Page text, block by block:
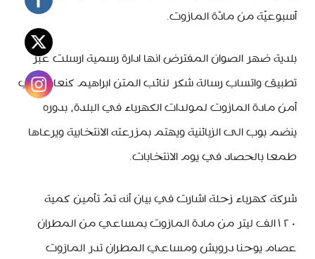
أسبوعيّة من مادّة المازوت.
بلدية ضهر الصوان المفترض انها ادارة رسمية ارسلت عبر
تطبيق واتساب رسالة شكر لنائب المتن ابراهيم كنعان الذي
أمن مادة المازوت لمولدات الكهرباء في البلدة، بدوره
ينضم بوب الى الزبائنية ويهتم بمزرعته الانتخابية ويرعاها
طمعا بالحصاد في يوم الانتخابات.
شركة كهرباء زحلة اشارت في بيان أنه تمّ تأمين كمية
١٢٠الف ليتر من مادة المازوت بمساعي من المطران
عصام يوحنا درويش ومساعي المطران تدر المازوت